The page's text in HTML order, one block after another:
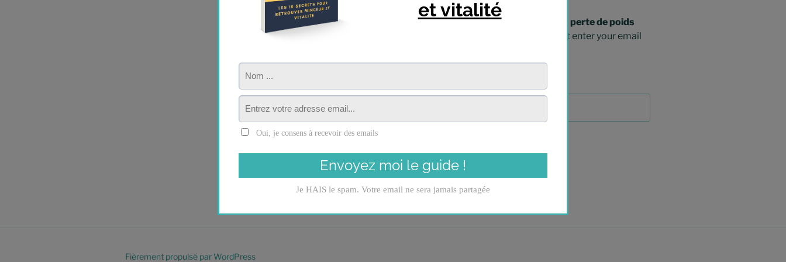
You can follow the discussion onLA pire erreur en perte de poids
without having to leave a comment. Cool, huh? Just enter your email
Fièrement propulsé par WordPress